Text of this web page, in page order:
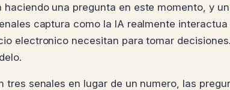
haciendo una pregunta en este momento, y
captura como la IA realmente
electronico necesitan para tomar
tres senales en lugar de un numero, las